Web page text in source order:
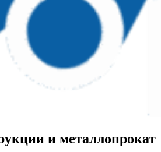
и металлопрокат